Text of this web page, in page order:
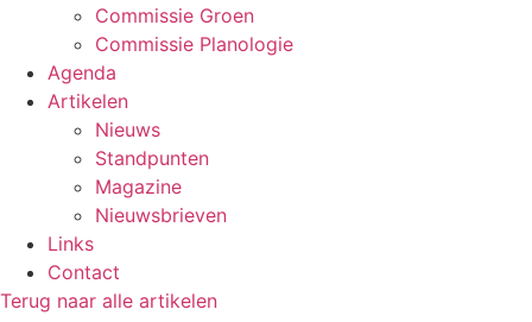
Commissie Groen
Commissie Planologie
Agenda
Artikelen
Nieuws
Standpunten
Magazine
Nieuwsbrieven
Links
Contact
Terug naar alle artikelen